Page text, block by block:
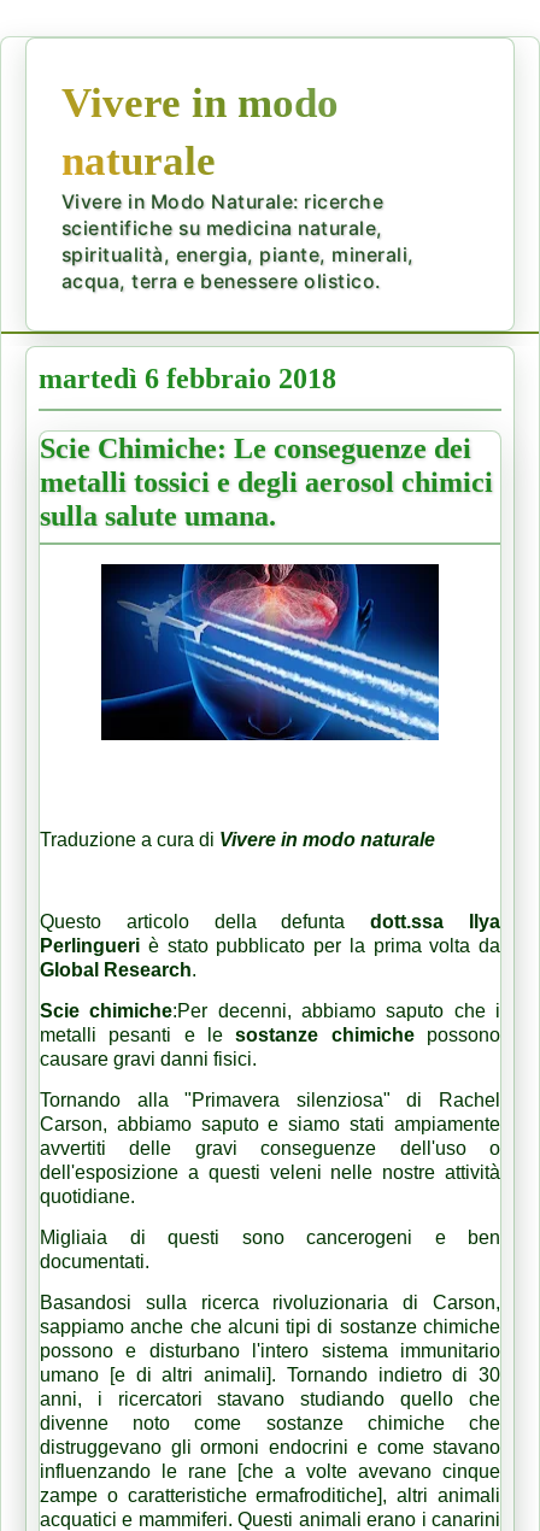
Vivere in modo
naturale
Vivere in Modo Naturale: ricerche
scientifiche su medicina naturale,
spiritualità, energia, piante, minerali,
acqua, terra e benessere olistico.
martedì 6 febbraio 2018
Scie Chimiche: Le conseguenze dei
metalli tossici e degli aerosol chimici
sulla salute umana.
Traduzione a cura di Vivere in modo naturale
Questo articolo della defuntadott.ssa Ilya
Perlingueri è stato pubblicato per la prima volta da
Global Research.
Scie chimiche:Per decenni, abbiamo saputo che i
metalli pesanti e lesostanze chimichepossono
causare gravi danni fisici.
Tornando alla "Primavera silenziosa" di Rachel
Carson, abbiamo saputo e siamo stati ampiamente
avvertiti delle gravi conseguenze dell'uso o
dell'esposizione a questi veleni nelle nostre attività
quotidiane.
Migliaia di questi sono cancerogeni e ben
documentati.
Basandosi sulla ricerca rivoluzionaria di Carson,
sappiamo anche che alcuni tipi di sostanze chimiche
possono e disturbano l'intero sistema immunitario
umano [e di altri animali]. Tornando indietro di 30
anni, i ricercatori stavano studiando quello che
divenne noto come sostanze chimiche che
distruggevano gli ormoni endocrini e come stavano
influenzando le rane [che a volte avevano cinque
zampe o caratteristiche ermafroditiche], altri animali
acquatici e mammiferi.Questi animali erano i canarini